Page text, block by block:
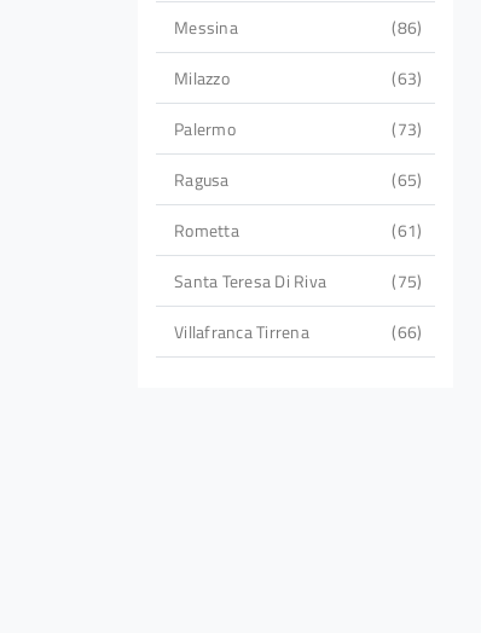
Messina
86
Milazzo
63
Palermo
73
Ragusa
65
Rometta
61
Santa Teresa Di Riva
75
Villafranca Tirrena
66